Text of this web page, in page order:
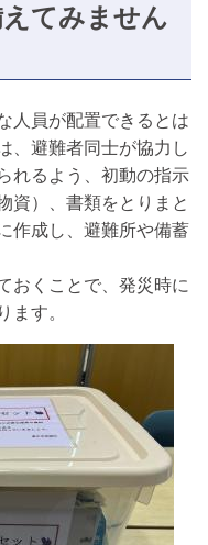
てみません
人員が配置できるとは
、避難者同士が協力し
れるよう、初動の指示
資）、書類をとりまと
作成し、避難所や備蓄
おくことで、発災時に
ます。